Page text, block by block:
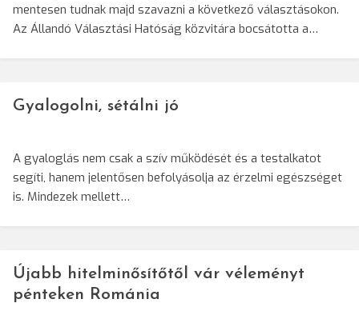
mentesen tudnak majd szavazni a következő választásokon.
Az Állandó Választási Hatóság közvitára bocsátotta a…
Gyalogolni, sétálni jó
A gyaloglás nem csak a szív működését és a testalkatot
segíti, hanem jelentősen befolyásolja az érzelmi egészséget
is. Mindezek mellett…
Újabb hitelminősítőtől vár véleményt
pénteken Románia